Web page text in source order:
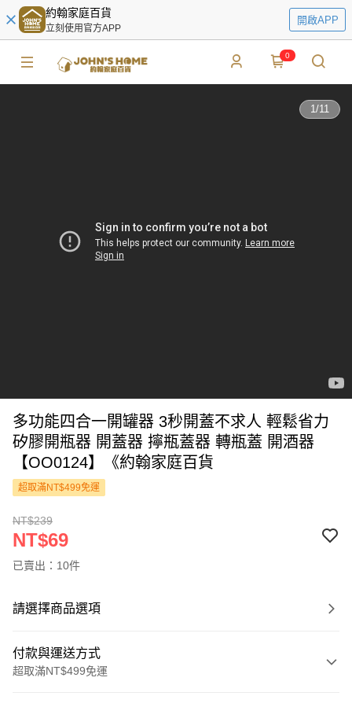
約翰家庭百貨
立刻使用官方APP
開啟APP
0
1/11
多功能四合一開罐器 3秒開蓋不求人 輕鬆省力
矽膠開瓶器 開蓋器 擰瓶蓋器 轉瓶蓋 開酒器
【OO0124】《約翰家庭百貨
超取滿NT$499免運
NT$239
NT$69
已賣出：10件
請選擇商品選項
付款與運送方式
超取滿NT$499免運